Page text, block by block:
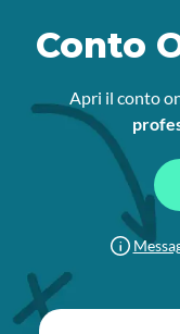
Conto
Apri il conto